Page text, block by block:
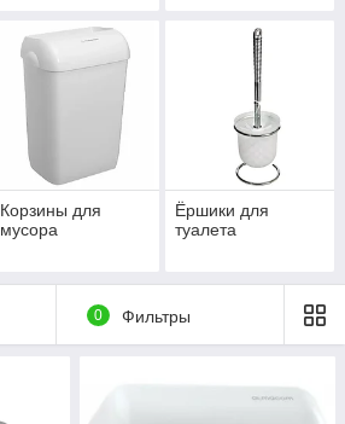
туалетной бумаги
Корзины для
мусора
Ёршики для
туалета
0 Фильтры